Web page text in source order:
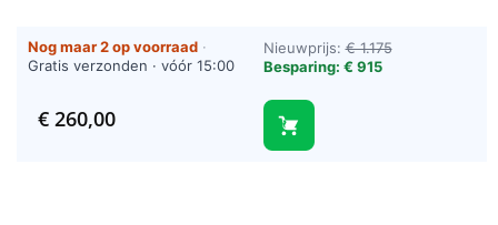
Nog maar 2 op voorraad ·
Gratis verzonden · vóór 15:00
Nieuwprijs:€ 1.175
Besparing: € 915
€260,00